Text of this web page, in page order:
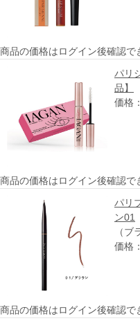
商品の価格はログイン後確認で
パリ
品】
価格
商品の価格はログイン後確認で
パリ
ン01
（ブ
価格
商品の価格はログイン後確認で